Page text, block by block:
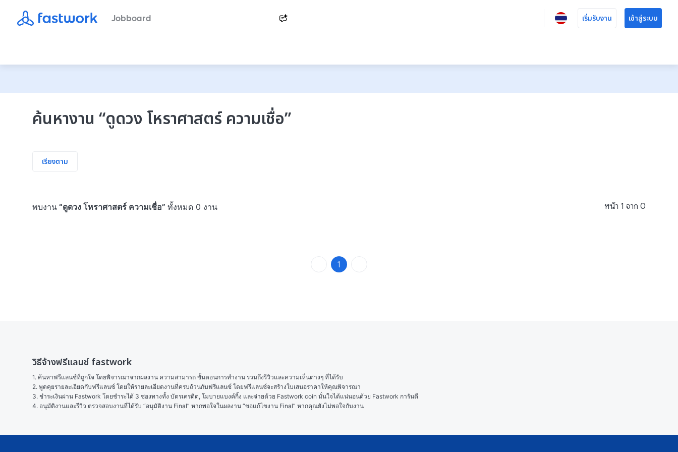
Jobboard เริ่มรับงาน เข้าสู่ระบบ
ค้นหางาน “ดูดวง โหราศาสตร์ ความเชื่อ”
เรียงตาม
พบงาน “ดูดวง โหราศาสตร์ ความเชื่อ” ทั้งหมด 0 งาน หน้า 1 จาก 0
1
วิธีจ้างฟรีแลนซ์ fastwork
1. ค้นหาฟรีแลนซ์ที่ถูกใจ โดยพิจารณาจากผลงาน ความสามารถ ขั้นตอนการทำงาน รวมถึงรีวิวและความเห็นต่างๆ ที่ได้รับ
2. พูดคุยรายละเอียดกับฟรีแลนซ์ โดยให้รายละเอียดงานที่ครบถ้วนกับฟรีแลนซ์ โดยฟรีแลนซ์จะสร้างใบเสนอราคาให้คุณพิจารณา
3. ชำระเงินผ่าน Fastwork โดยชำระได้ 3 ช่องทางทั้ง บัตรเครดิต, โมบายแบงค์กิ้ง และจ่ายด้วย Fastwork coin มั่นใจได้แน่นอนด้วย Fastwork การันตี
4. อนุมัติงานและรีวิว ตรวจสอบงานที่ได้รับ “อนุมัติงาน Final” หากพอใจในผลงาน “ขอแก้ไขงาน Final” หากคุณยังไม่พอใจกับงาน